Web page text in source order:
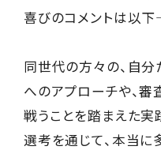
喜びのコメントは以下
同世代の方々の、自
へのアプローチや、審
戦うことを踏まえた実
選考を通じて、本当に